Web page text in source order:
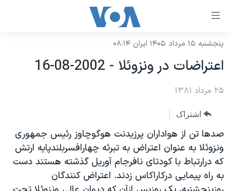
لینکهای
دسترسی
جهش
محتوای
جهش
به
صفحه
اصلی
جهش
به
نسخه سبک وب‌سایت
موضوع ها
ایران
آمریکا
جهان
ورزشی
گزیده‌ها
برنامه های تلویزیونی
جدول برنامه ها
صفحه‌های ویژه
جام جهانی ۲۰۲۶
عملیات خشم حماسی
فرکانس‌های صدای آمریکا
پخش رادیویی
پنجشنبه ۱۵ مرداد ۱۴۰۵ ایران ۰۸:۱۴
اعتراضات در ونزوئلا - 2002-08-16
۲۵ مرداد ۱۳۸۱
اشتراک
صدها تن از هواداران پرزيدنت هوگوچاوز رئيس جمهوری
ونزوئلا به عنوان اعتراض به تبرئه چهارافسربلندپايه ارتش
که درارتباط با کودتای نافرجام آوريل گذشته هستند دست
به راه پيمايی درکاراکاس زدند. اعتراض کنندگان